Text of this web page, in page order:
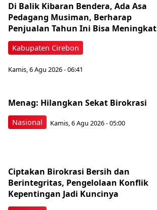
Kabupaten Cirebon
Di Balik Kibaran Bendera, Ada Asa
Pedagang Musiman, Berharap
Penjualan Tahun Ini Bisa Meningkat
Kamis, 6 Agu 2026 - 06:41
Nasional
Menag: Hilangkan Sekat Birokrasi
Kamis, 6 Agu 2026 - 05:00
Ciptakan Birokrasi Bersih dan
Berintegritas, Pengelolaan Konflik
Kepentingan Jadi Kuncinya